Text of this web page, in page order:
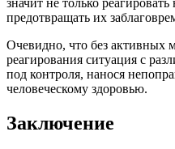
значит не только
предотвращать их
Очевидно, что без активных
реагирования ситуация с
под контроля, нанося
человеческому здоровью.
Заключение